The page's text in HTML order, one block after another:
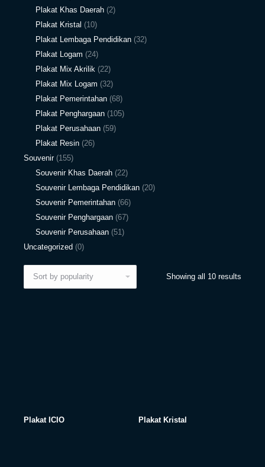
Plakat Khas Daerah (2)
Plakat Kristal (10)
Plakat Lembaga Pendidikan (32)
Plakat Logam (24)
Plakat Mix Akrilik (22)
Plakat Mix Logam (32)
Plakat Pemerintahan (68)
Plakat Penghargaan (105)
Plakat Perusahaan (59)
Plakat Resin (26)
Souvenir (155)
Souvenir Khas Daerah (22)
Souvenir Lembaga Pendidikan (20)
Souvenir Pemerintahan (66)
Souvenir Penghargaan (67)
Souvenir Perusahaan (51)
Uncategorized (0)
Showing all 10 results
Plakat ICIO Plakat Kristal